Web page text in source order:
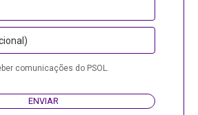
comunicações do PSOL.
ENVIAR